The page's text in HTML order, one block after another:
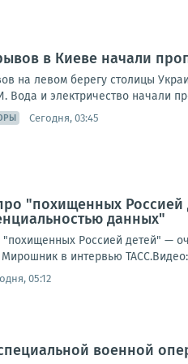
в Киеве начали
на левом берегу столицы
Вода и электричество начали
Сегодня, 03:45
"похищенных
данных"
"похищенных Россией детей" —
в интервью
05:12
военной